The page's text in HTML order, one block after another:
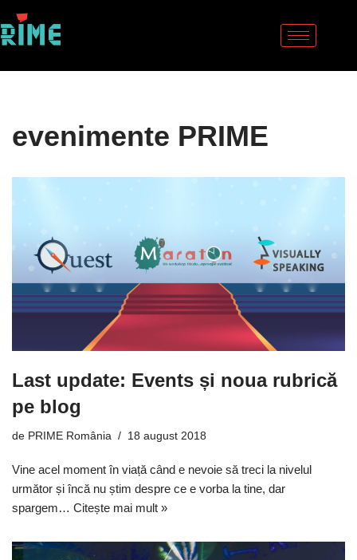
Sari
evenimente PRIME
Last update: Events și noua rubrică
pe blog
de PRIME România 18 august 2018
Vine acel moment în viață când e nevoie să treci la nivelul
următor și încă nu știm despre ce e vorba la tine, dar
spargem… Citește mai mult »